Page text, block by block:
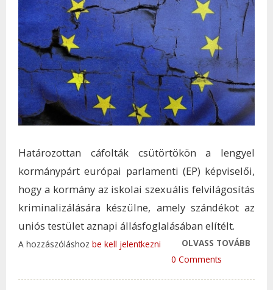
Határozottan cáfolták csütörtökön a lengyel
kormánypárt európai parlamenti (EP) képviselői,
hogy a kormány az iskolai szexuális felvilágosítás
kriminalizálására készülne, amely szándékot az
uniós testület aznapi állásfoglalásában elítélt.
OLVASS TOVÁBB
A hozzászóláshoz be kell jelentkezni
0 Comments